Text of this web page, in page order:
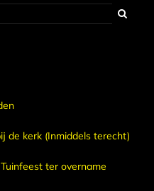
de kerk (Inmiddels terecht)
ter overname